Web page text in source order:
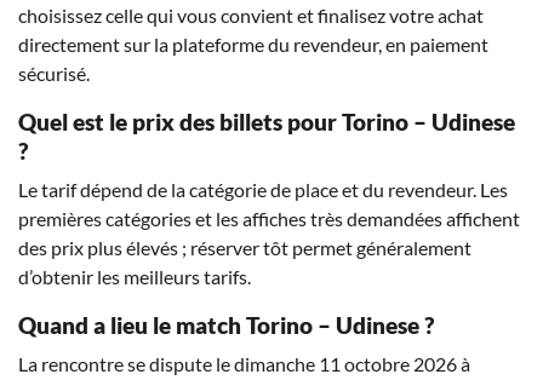
choisissez celle qui vous convient et finalisez votre achat
directement sur la plateforme du revendeur, en paiement
sécurisé.
Quel est le prix des billets pour Torino – Udinese
?
Le tarif dépend de la catégorie de place et du revendeur. Les
premières catégories et les affiches très demandées affichent
des prix plus élevés ; réserver tôt permet généralement
d’obtenir les meilleurs tarifs.
Quand a lieu le match Torino – Udinese ?
La rencontre se dispute le dimanche 11 octobre 2026 à